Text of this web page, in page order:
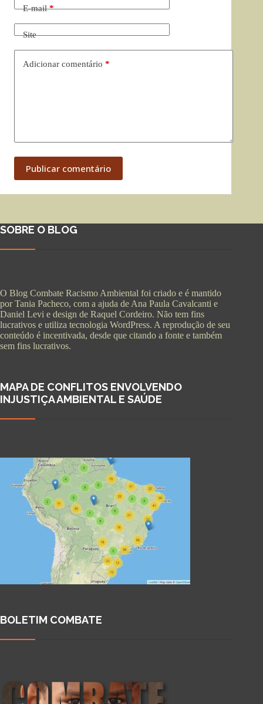
E-mail*
Site
Adicionar comentário *
Publicar comentário
SOBRE O BLOG
O Blog Combate Racismo Ambiental foi criado e é mantido
por Tania Pacheco, com a ajuda de Ana Paula Cavalcanti e
Daniel Levi e design de Raquel Cordeiro. Não tem fins
lucrativos e utiliza tecnologia WordPress. A reprodução de seu
conteúdo é incentivada, desde que citando a fonte e também
sem fins lucrativos.
MAPA DE CONFLITOS ENVOLVENDO
INJUSTIÇA AMBIENTAL E SAÚDE
BOLETIM COMBATE